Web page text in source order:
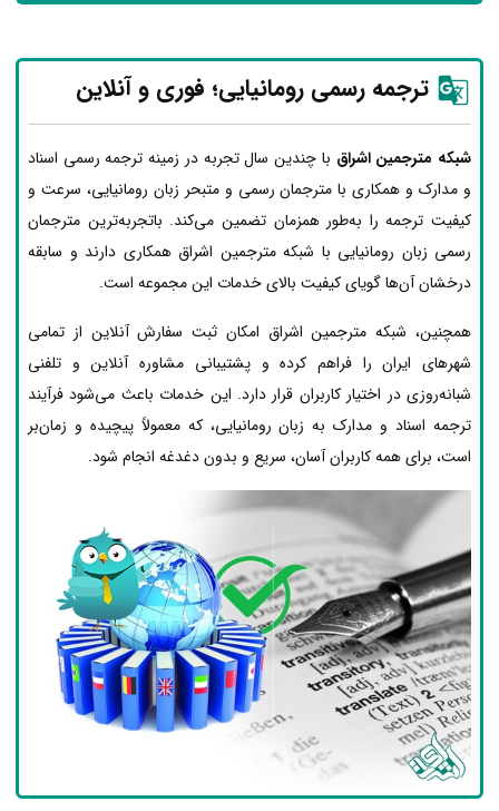
ترجمه رسمی رومانیایی؛ فوری و آنلاین
شبکه مترجمین اشراق با چندین سال تجربه در زمینه ترجمه رسمی اسناد
و مدارک و همکاری با مترجمان رسمی و متبحر زبان رومانیایی، سرعت و
کیفیت ترجمه را به‌طور همزمان تضمین می‌کند. باتجربه‌ترین مترجمان
رسمی زبان رومانیایی با شبکه مترجمین اشراق همکاری دارند و سابقه
درخشان آن‌ها گویای کیفیت بالای خدمات این مجموعه است.
همچنین، شبکه مترجمین اشراق امکان ثبت سفارش آنلاین از تمامی
شهرهای ایران را فراهم کرده و پشتیبانی مشاوره آنلاین و تلفنی
شبانه‌روزی در اختیار کاربران قرار دارد. این خدمات باعث می‌شود فرآیند
ترجمه اسناد و مدارک به زبان رومانیایی، که معمولاً پیچیده و زمان‌بر
است، برای همه کاربران آسان، سریع و بدون دغدغه انجام شود.